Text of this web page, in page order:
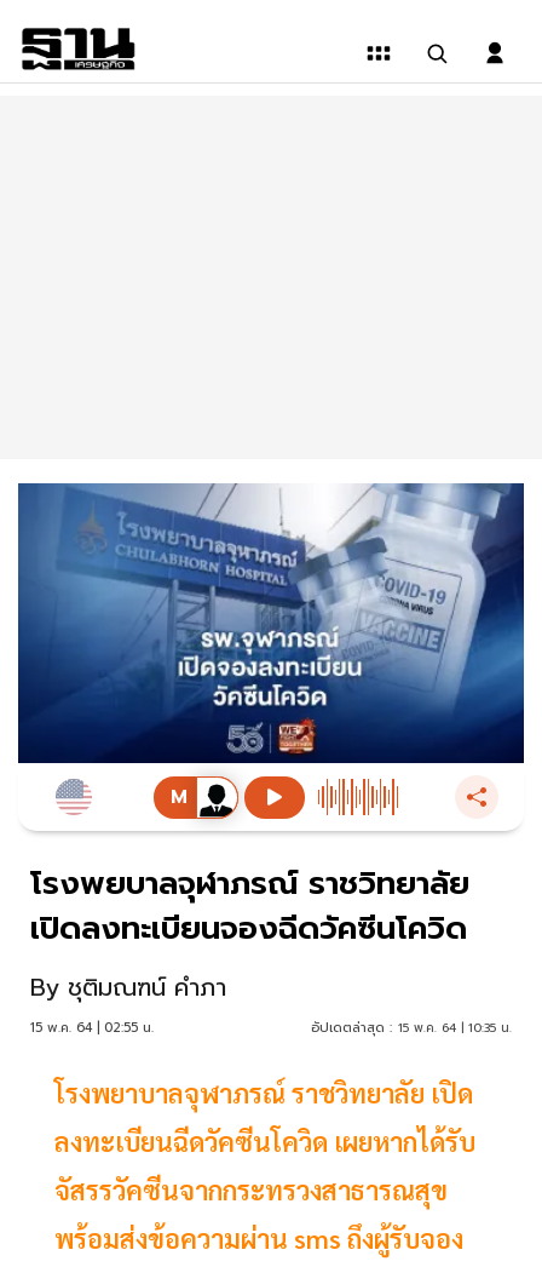
โรงพยบาลจุฬาภรณ์ ราชวิทยาลัย
เปิดลงทะเบียนจองฉีดวัคซีนโควิด
By ชุติมณฑน์ คำภา
15 พ.ค. 64 | 02:55 น. อัปเดตล่าสุด : 15 พ.ค. 64 | 10:35 น.
โรงพยาบาลจุฬาภรณ์ ราชวิทยาลัย เปิด
ลงทะเบียนฉีดวัคซีนโควิด เผยหากได้รับ
จัสรรวัคซีนจากกระทรวงสาธารณสุข
พร้อมส่งข้อความผ่าน sms ถึงผู้รับจอง